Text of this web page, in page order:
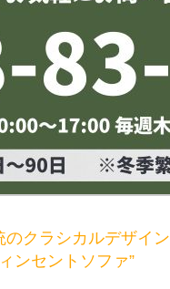
のクラシカルデザイン
ンセントソファ”